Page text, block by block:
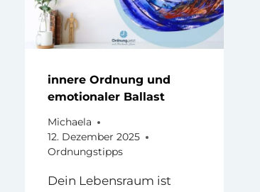
innere Ordnung und
emotionaler Ballast
Michaela
12. Dezember 2025
Ordnungstipps
Dein Lebensraum ist